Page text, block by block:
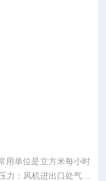
用单位是立方米每小时
力：风机进出口处气体